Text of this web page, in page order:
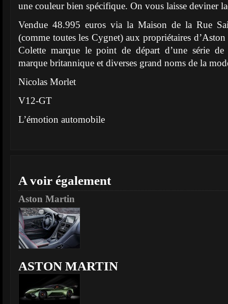
une couleur bien spécifique. On vous laisse deviner
Vendue 48.995 euros via la Maison de la Rue
(comme toutes les Cygnet) aux propriétaires
Colette marque le point de départ d’une série de
marque britannique et diverses grand noms de la
Nicolas Morlet
V12-GT
L’émotion automobile
A voir également
Aston Martin
ASTON MARTIN